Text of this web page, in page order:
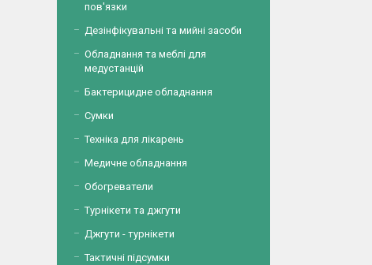
пов'язки
Дезінфікувальні та мийні засоби
Обладнання та меблі для
медустанцій
Бактерицидне обладнання
Сумки
Техніка для лікарень
Медичне обладнання
Обогреватели
Турнікети та джгути
Джгути - турнікети
Тактичні підсумки